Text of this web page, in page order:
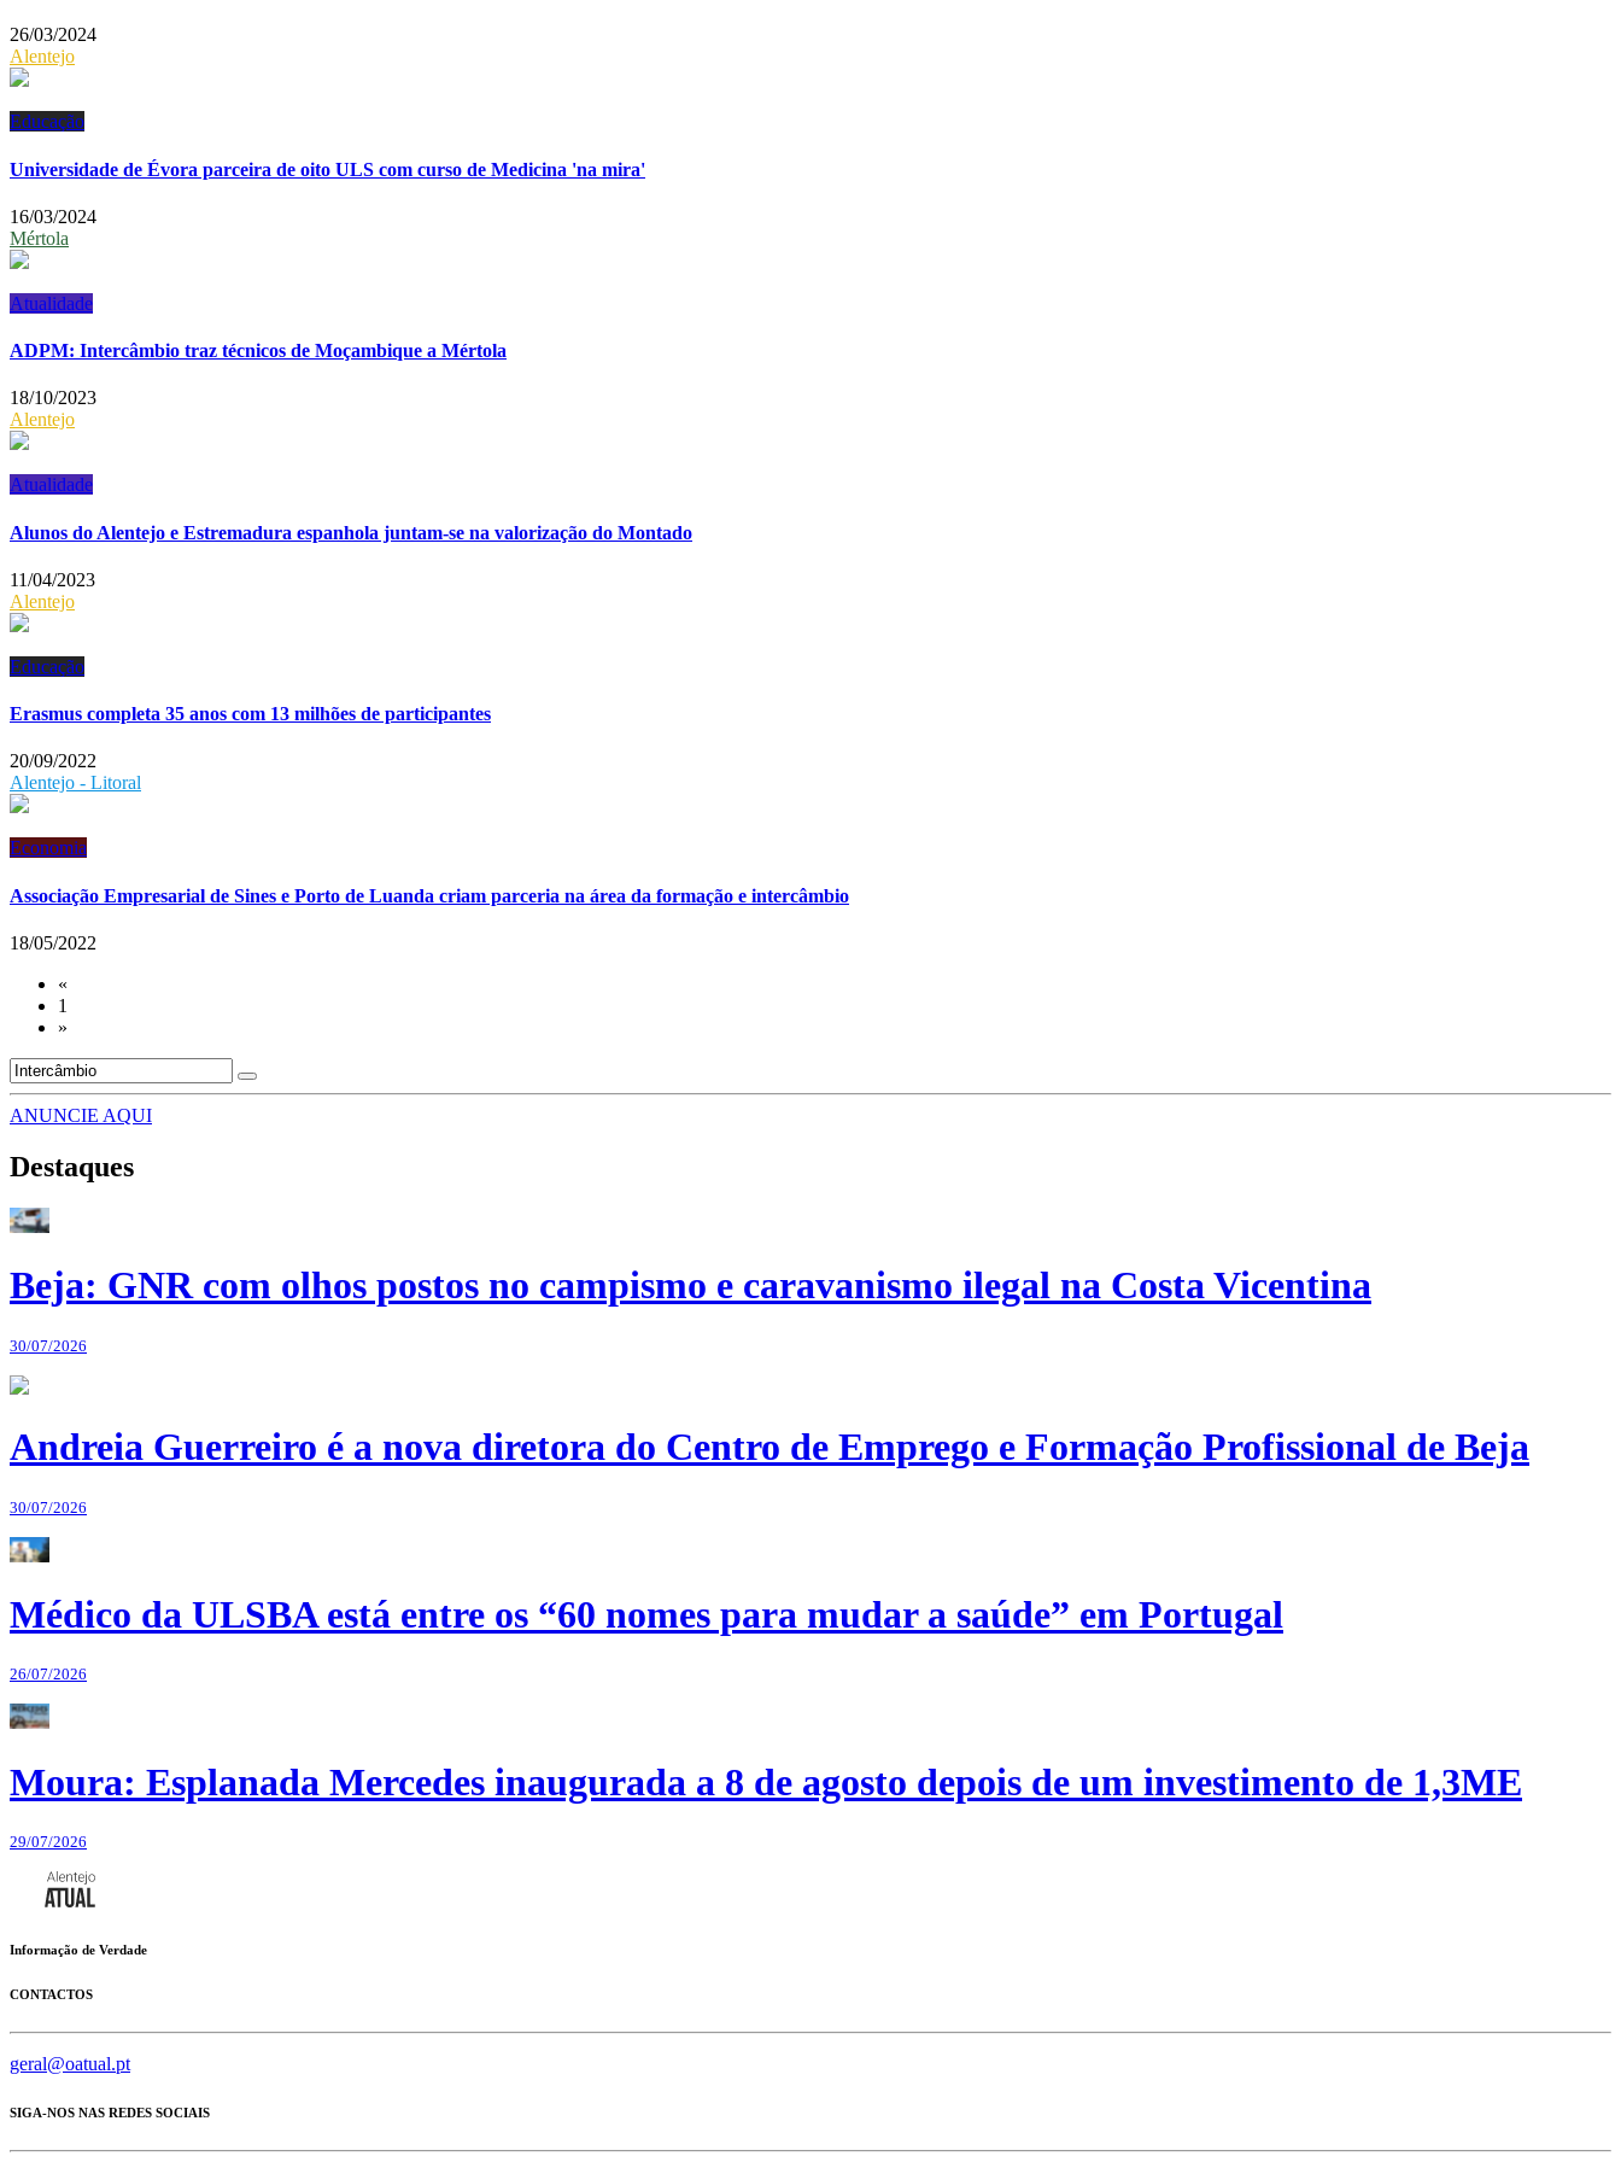
26/03/2024
Alentejo
Educação
Universidade de Évora parceira de oito ULS com curso de Medicina 'na mira'
16/03/2024
Mértola
Atualidade
ADPM: Intercâmbio traz técnicos de Moçambique a Mértola
18/10/2023
Alentejo
Atualidade
Alunos do Alentejo e Estremadura espanhola juntam-se na valorização do Montado
11/04/2023
Alentejo
Educação
Erasmus completa 35 anos com 13 milhões de participantes
20/09/2022
Alentejo - Litoral
Economia
Associação Empresarial de Sines e Porto de Luanda criam parceria na área da formação e intercâmbio
18/05/2022
«
1
»
ANUNCIE AQUI
Destaques
Beja: GNR com olhos postos no campismo e caravanismo ilegal na Costa Vicentina
30/07/2026
Andreia Guerreiro é a nova diretora do Centro de Emprego e Formação Profissional de Beja
30/07/2026
Médico da ULSBA está entre os “60 nomes para mudar a saúde” em Portugal
26/07/2026
Moura: Esplanada Mercedes inaugurada a 8 de agosto depois de um investimento de 1,3ME
29/07/2026
Informação de Verdade
CONTACTOS
geral@oatual.pt
SIGA-NOS NAS REDES SOCIAIS